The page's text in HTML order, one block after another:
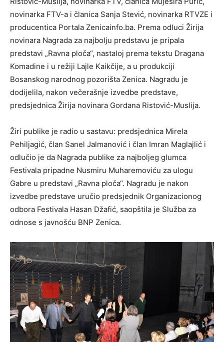
novinarka FTV-a i članica Sanja Stević, novinarka RTVZE i
producentica Portala Zenicainfo.ba. Prema odluci Žirija
novinara Nagrada za najbolju predstavu je pripala
predstavi „Ravna ploča“, nastaloj prema tekstu Dragana
Komadine i u režiji Lajle Kaikčije, a u produkciji
Bosanskog narodnog pozorišta Zenica. Nagradu je
dodijelila, nakon večerašnje izvedbe predstave,
predsjednica Žirija novinara Gordana Ristović-Muslija.
Žiri publike je radio u sastavu: predsjednica Mirela
Pehiljagić, član Sanel Jalmanović i član Imran Maglajlić i
odlučio je da Nagrada publike za najboljeg glumca
Festivala pripadne Nusmiru Muharemoviću za ulogu
Gabre u predstavi „Ravna ploča“. Nagradu je nakon
izvedbe predstave uručio predsjednik Organizacionog
odbora Festivala Hasan Džafić, saopštila je Služba za
odnose s javnošću BNP Zenica.